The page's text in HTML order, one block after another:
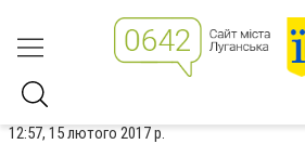
12:57, 15 лютого 2017 р.